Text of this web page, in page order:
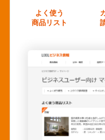
よく使う
商品リスト